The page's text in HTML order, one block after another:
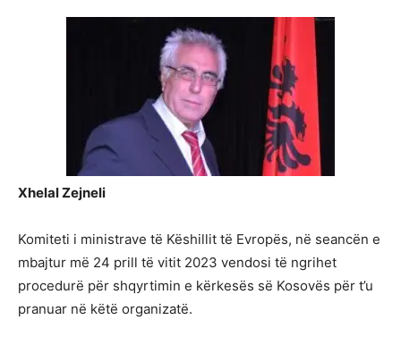
Xhelal Zejneli
Komiteti i ministrave të Këshillit të Evropës, në seancën e
mbajtur më 24 prill të vitit 2023 vendosi të ngrihet
procedurë për shqyrtimin e kërkesës së Kosovës për t’u
pranuar në këtë organizatë.